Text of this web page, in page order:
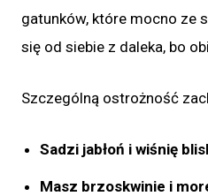
gatunków, które mocno ze
się od siebie z daleka, bo
Szczególną ostrożność
Sadzi jabłoń i wiśnię
Masz brzoskwinie i